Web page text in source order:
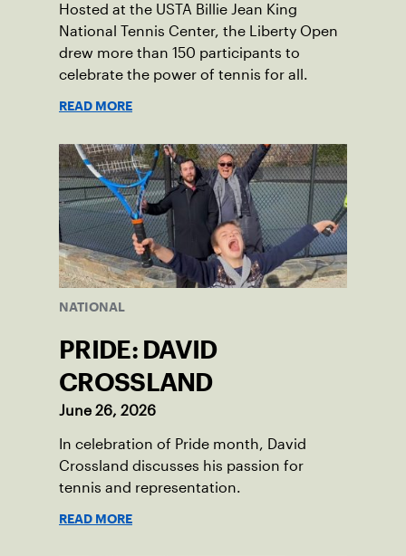
Hosted at the USTA Billie Jean King
National Tennis Center, the Liberty Open
drew more than 150 participants to
celebrate the power of tennis for all.
READ MORE
NATIONAL
PRIDE: DAVID
CROSSLAND
June 26, 2026
In celebration of Pride month, David
Crossland discusses his passion for
tennis and representation.
READ MORE